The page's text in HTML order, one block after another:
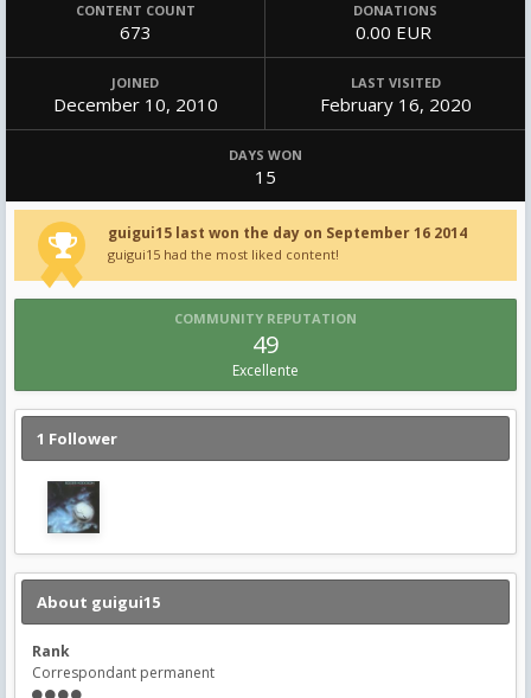
CONTENT COUNT
673
DONATIONS
0.00 EUR
JOINED
December 10, 2010
LAST VISITED
February 16, 2020
DAYS WON
15
guigui15 last won the day on September 16 2014
guigui15 had the most liked content!
COMMUNITY REPUTATION
49
Excellente
1 Follower
About guigui15
Rank
Correspondant permanent